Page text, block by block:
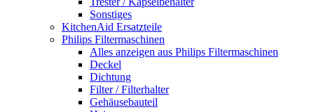
Sonstiges
KitchenAid Ersatzteile
Philips Filtermaschinen
Alles anzeigen aus Philips Filtermaschinen
Deckel
Dichtung
Filter / Filterhalter
Gehäusebauteil